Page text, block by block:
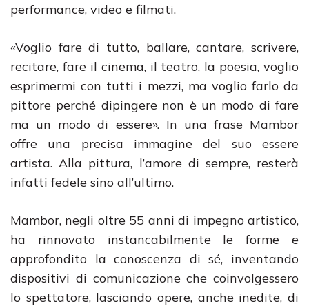
performance, video e filmati.
«Voglio fare di tutto, ballare, cantare, scrivere,
recitare, fare il cinema, il teatro, la poesia, voglio
esprimermi con tutti i mezzi, ma voglio farlo da
pittore perché dipingere non è un modo di fare
ma un modo di essere». In una frase Mambor
offre una precisa immagine del suo essere
artista. Alla pittura, l’amore di sempre, resterà
infatti fedele sino all’ultimo.
Mambor, negli oltre 55 anni di impegno artistico,
ha rinnovato instancabilmente le forme e
approfondito la conoscenza di sé, inventando
dispositivi di comunicazione che coinvolgessero
lo spettatore, lasciando opere, anche inedite, di